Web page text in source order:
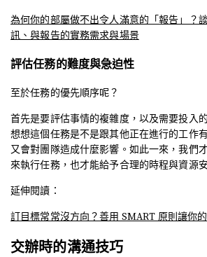
為何你的部屬做不出令人滿意的「報告」？
訊、與報告的實務需求與場景
評估任務的難度與急迫性
至於任務的優先順序呢？
首先是要評估事情的複雜度，以及需要投入
想想這個任務是不是跟其他正在進行的工作
又會對團隊造成什麼影響。如此一來，我們
來執行任務，也才能給予合理的時程與資源
延伸閱讀：
訂目標常常沒方向？善用 SMART 原則讓你
交辦時的溝通技巧